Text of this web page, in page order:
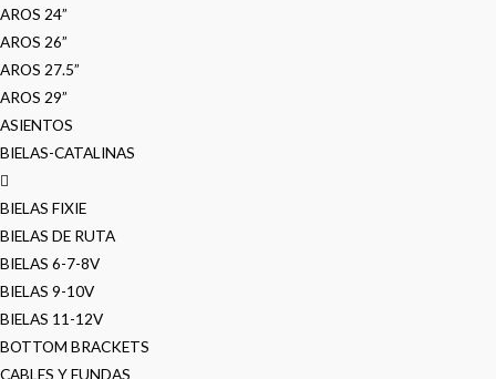
AROS 24”
AROS 26”
AROS 27.5”
AROS 29”
ASIENTOS
BIELAS-CATALINAS
BIELAS FIXIE
BIELAS DE RUTA
BIELAS 6-7-8V
BIELAS 9-10V
BIELAS 11-12V
BOTTOM BRACKETS
CABLES Y FUNDAS